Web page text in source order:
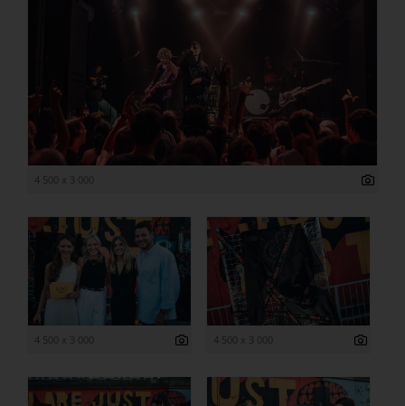
4 500 x 3 000
4 500 x 3 000 4 500 x 3 000